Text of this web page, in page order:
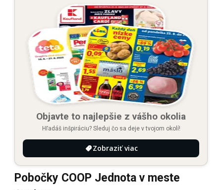
Objavte to najlepšie z vášho okolia
Hľadáš inšpiráciu? Sleduj čo sa deje v tvojom okolí!
Zobraziť viac
Pobočky COOP Jednota v meste